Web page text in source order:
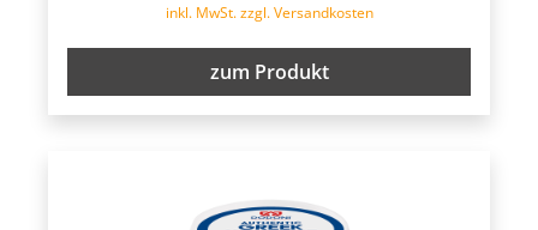
inkl. MwSt. zzgl. Versandkosten
zum Produkt